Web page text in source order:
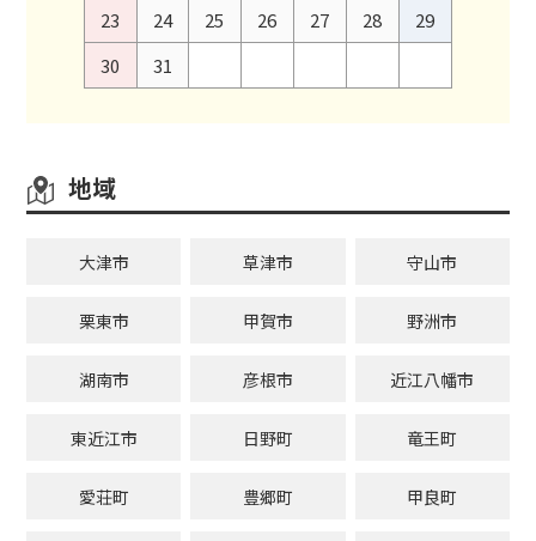
23
24 25 26 27 28
29
30
31
地域
大津市 草津市 守山市
栗東市 甲賀市 野洲市
湖南市 彦根市 近江八幡市
東近江市 日野町 竜王町
愛荘町 豊郷町 甲良町